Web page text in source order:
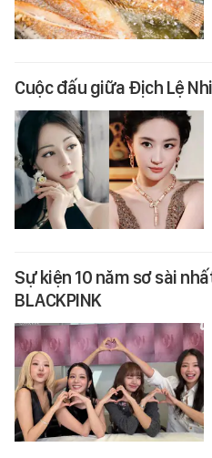
Cuộc đấu giữa Địch Lệ
Sự kiện 10 năm sơ sài
BLACKPINK